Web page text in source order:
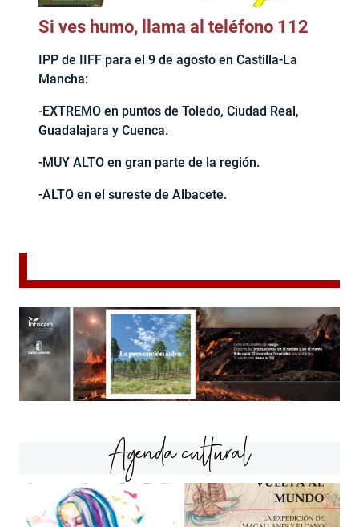
Si ves humo, llama al teléfono 112
IPP de IIFF para el 9 de agosto en Castilla-La
Mancha:
-EXTREMO en puntos de Toledo, Ciudad Real,
Guadalajara y Cuenca.
-MUY ALTO en gran parte de la región.
-ALTO en el sureste de Albacete.
Agenda cultural